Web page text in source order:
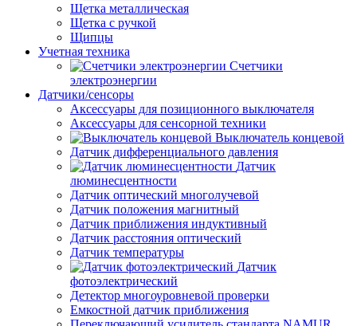
Щетка металлическая
Щетка с ручкой
Щипцы
Учетная техника
Счетчики
электроэнергии
Датчики/сенсоры
Аксессуары для позиционного выключателя
Аксессуары для сенсорной техники
Выключатель концевой
Датчик дифференциального давления
Датчик
люминесцентности
Датчик оптический многолучевой
Датчик положения магнитный
Датчик приближения индуктивный
Датчик расстояния оптический
Датчик температуры
Датчик
фотоэлектрический
Детектор многоуровневой проверки
Емкостной датчик приближения